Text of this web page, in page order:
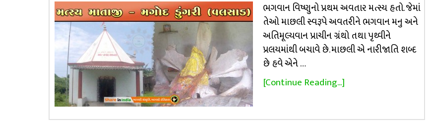
ભગવાન વિષ્ણુનો પ્રથમ અવતાર મત્સ્ય હતો. જેમાં
તેઓ માછલી સ્વરૂપે અવતરીને ભગવાન મનુ અને
અતિમૂલ્યવાન પ્રાચીન ગ્રંથો તથા પૃથ્વીને
પ્રલયમાંથી બચાવે છે. માછલી એ નારીજાતિ શબ્દ
છે હવે એને …
[Continue Reading...]